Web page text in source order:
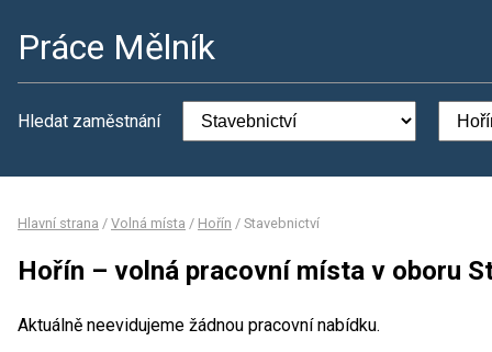
Práce Mělník
Hledat zaměstnání
Hlavní strana / Volná místa / Hořín / Stavebnictví
Hořín – volná pracovní místa v oboru
Aktuálně neevidujeme žádnou pracovní nabídku.